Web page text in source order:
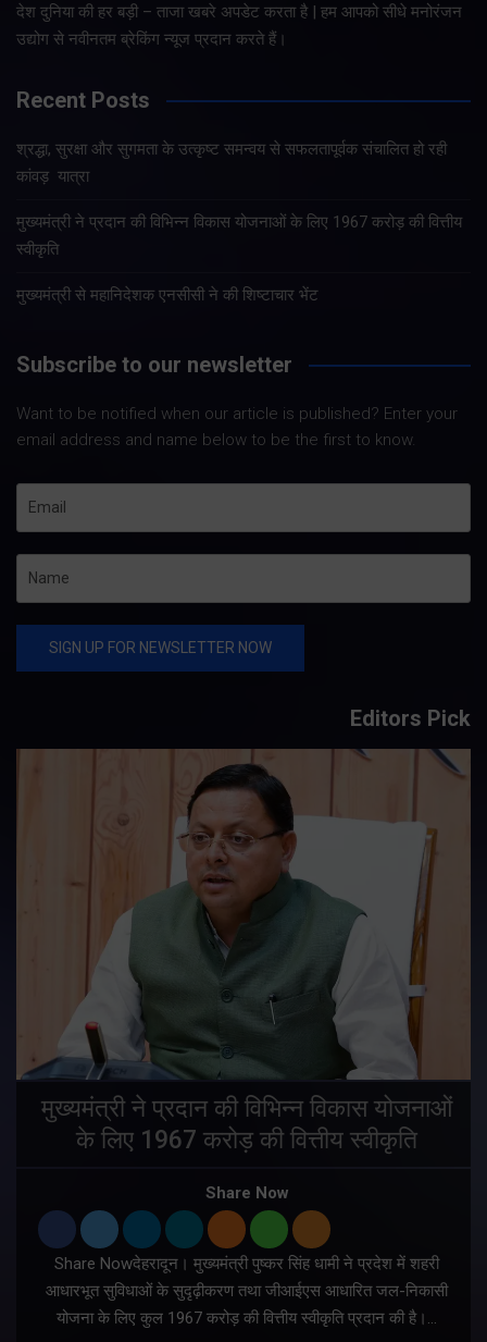
देश दुनिया की हर बड़ी – ताजा खबरे अपडेट करता है | हम आपको सीधे मनोरंजन
उद्योग से नवीनतम ब्रेकिंग न्यूज प्रदान करते हैं।
Recent Posts
श्रद्धा, सुरक्षा और सुगमता के उत्कृष्ट समन्वय से सफलतापूर्वक संचालित हो रही
कांवड़ यात्रा
मुख्यमंत्री ने प्रदान की विभिन्न विकास योजनाओं के लिए 1967 करोड़ की वित्तीय
स्वीकृति
मुख्यमंत्री से महानिदेशक एनसीसी ने की शिष्टाचार भेंट
Subscribe to our newsletter
Want to be notified when our article is published? Enter your
email address and name below to be the first to know.
Editors Pick
मुख्यमंत्री ने प्रदान की विभिन्न विकास योजनाओं
के लिए 1967 करोड़ की वित्तीय स्वीकृति
Share Now
Share Nowदेहरादून। मुख्यमंत्री पुष्कर सिंह धामी ने प्रदेश में शहरी
आधारभूत सुविधाओं के सुदृढ़ीकरण तथा जीआईएस आधारित जल-निकासी
योजना के लिए कुल 1967 करोड़ की वित्तीय स्वीकृति प्रदान की है।…